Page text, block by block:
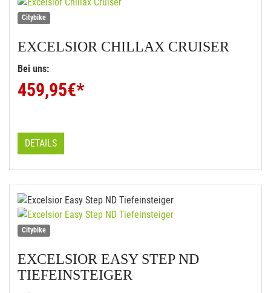
Citybike
EXCELSIOR CHILLAX CRUISER
Bei uns:
459,95€*
DETAILS
Citybike
EXCELSIOR EASY STEP ND
TIEFEINSTEIGER